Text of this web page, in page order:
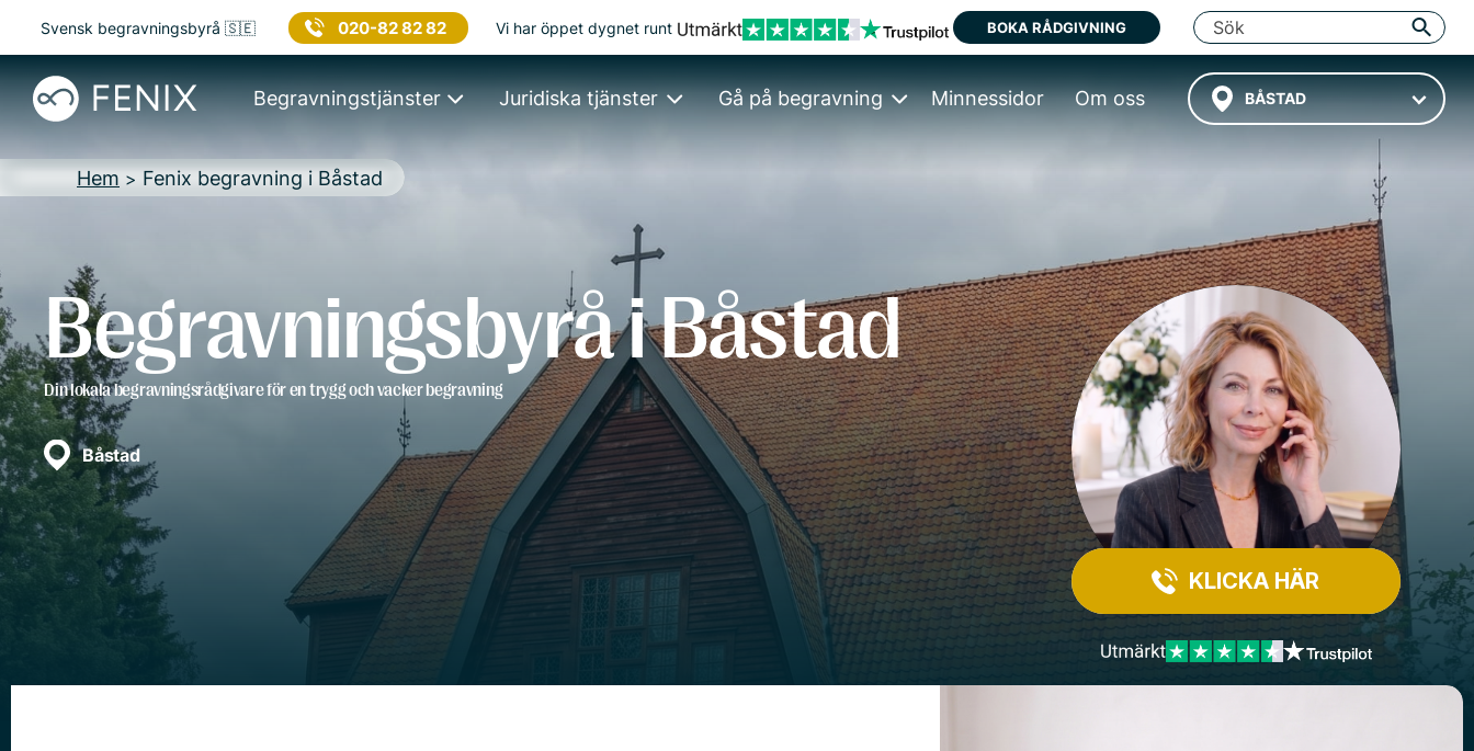
Svensk begravningsbyrå 🇸🇪 020-82 82 82 Vi har öppet dygnet runt BOKA RÅDGIVNING
BÅSTAD
Begravningstjänster Juridiska tjänster Gå på begravning Minnessidor Om oss
Hem > Fenix begravning i Båstad
Begravningsbyrå i Båstad
Din lokala begravningsrådgivare för en trygg och vacker begravning
Båstad
KLICKA HÄR